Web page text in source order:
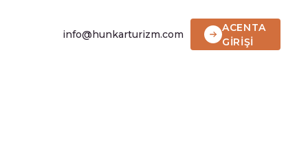
info@hunkarturizm.com
ACENTA
GİRİŞİ